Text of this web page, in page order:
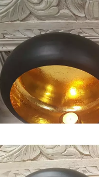
Casa Moro Hängewindlicht
(Kerzenleuchter
2 St., 2er Set Dinesh innen